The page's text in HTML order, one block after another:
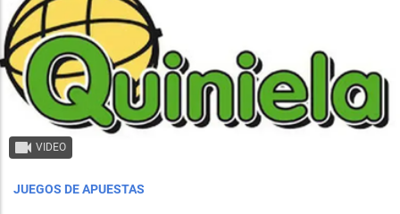
VIDEO
JUEGOS DE APUESTAS